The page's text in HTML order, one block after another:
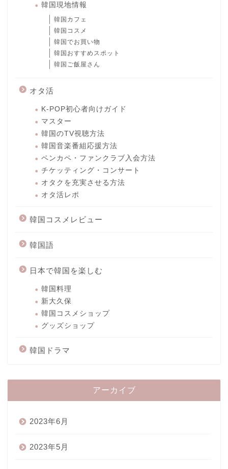
韓国現地情報
韓国カフェ
韓国コスメ
韓国でお買い物
韓国おすすめスポット
韓国ご飯屋さん
オタ活
K-POP初心者向けガイド
マスター
韓国のTV視聴方法
韓国音楽番組応援方法
ペンカペ・ファンクラブ入会方法
チケッティング・コンサート
オタクを充実させる方法
オタ活レポ
韓国コスメレビュー
韓国語
日本で韓国を楽しむ
韓国料理
新大久保
韓国コスメショップ
グッズショップ
韓国ドラマ
アーカイブ
2023年6月
2023年5月